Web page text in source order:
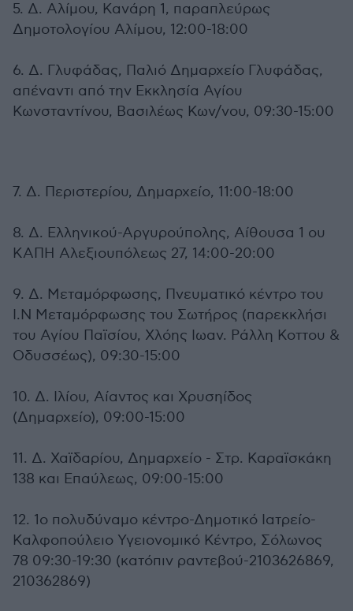
5. Δ. Αλίμου, Κανάρη 1, παραπλεύρως
Δημοτολογίου Αλίμου, 12:00-18:00
6. Δ. Γλυφάδας, Παλιό Δημαρχείο Γλυφάδας,
απέναντι από την Εκκλησία Αγίου
Κωνσταντίνου, Βασιλέως Κων/νου, 09:30-15:00
7. Δ. Περιστερίου, Δημαρχείο, 11:00-18:00
8. Δ. Ελληνικού-Αργυρούπολης, Αίθουσα 1 ου
ΚΑΠΗ Αλεξιουπόλεως 27, 14:00-20:00
9. Δ. Μεταμόρφωσης, Πνευματικό κέντρο του
Ι.Ν Μεταμόρφωσης του Σωτήρος (παρεκκλήσι
του Αγίου Παϊσίου, Χλόης Ιωαν. Ράλλη Κοττου &
Οδυσσέως), 09:30-15:00
10. Δ. Ιλίου, Αίαντος και Χρυσηίδος
(Δημαρχείο), 09:00-15:00
11. Δ. Χαϊδαρίου, Δημαρχείο - Στρ. Καραϊσκάκη
138 και Επαύλεως, 09:00-15:00
12. 1ο πολυδύναμο κέντρο-Δημοτικό Ιατρείο-
Καλφοπούλειο Υγειονομικό Κέντρο, Σόλωνος
78 09:30-19:30 (κατόπιν ραντεβού-2103626869,
210362869)